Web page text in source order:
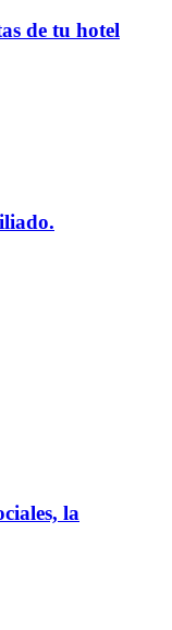
de tu hotel
la